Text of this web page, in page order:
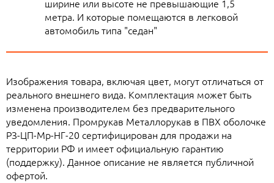
ширине или высоте не превышающие 1,5
метра. И которые помещаются в легковой
автомобиль типа "седан"
Изображения товара, включая цвет, могут отличаться от
реального внешнего вида. Комплектация может быть
изменена производителем без предварительного
уведомления. Промрукав Металлорукав в ПВХ оболочке
РЗ-ЦП-Мр-НГ-20 сертифицирован для продажи на
территории РФ и имеет официальную гарантию
(поддержку). Данное описание не является публичной
офертой.